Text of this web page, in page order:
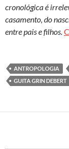
cronológica é
casamento, do
entre pais e filhos.
ANTROPOLOGIA
GUITA GRIN DEBERT